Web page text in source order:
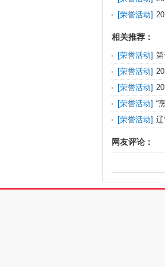
道[荣誉活动]
十佳优秀科普使
相关推荐：
[荣誉活动] 第
[荣誉活动]
[荣誉活动]
赛暨区块链技术
[荣誉活动] “
大赛火
[荣誉活动]
网友评论：